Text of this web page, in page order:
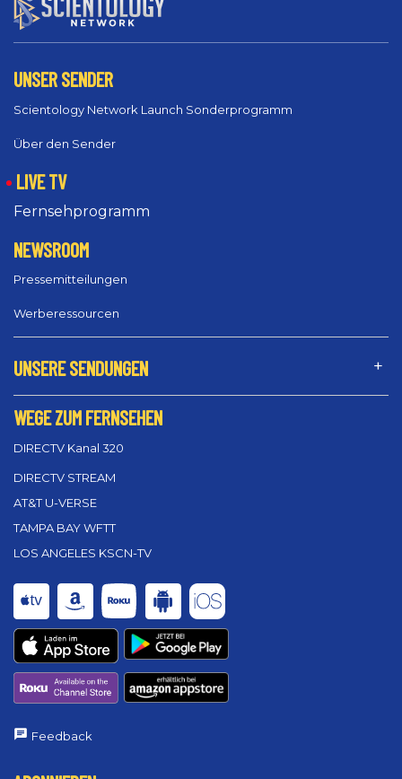
UNSER SENDER
Scientology Network Launch Sonderprogramm
Über den Sender
LIVE TV
Fernsehprogramm
NEWSROOM
Pressemitteilungen
Werberessourcen
UNSERE SENDUNGEN
WEGE ZUM FERNSEHEN
DIRECTV Kanal 320
DIRECTV STREAM
AT&T U-VERSE
TAMPA BAY WFTT
LOS ANGELES KSCN-TV
Feedback